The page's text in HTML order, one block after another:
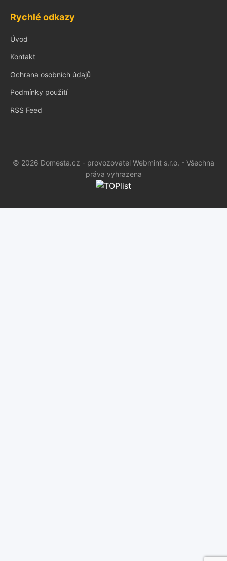
Rychlé odkazy
Úvod
Kontakt
Ochrana osobních údajů
Podmínky použití
RSS Feed
© 2026 Domesta.cz - provozovatel Webmint s.r.o. - Všechna
práva vyhrazena